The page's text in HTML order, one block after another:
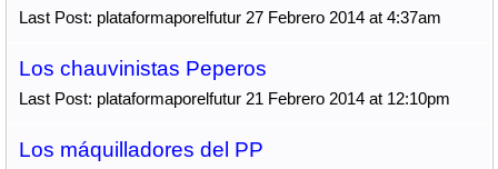
Last Post: plataformaporelfutur 27 Febrero 2014 at 4:37am
Los chauvinistas Peperos
Last Post: plataformaporelfutur 21 Febrero 2014 at 12:10pm
Los máquilladores del PP